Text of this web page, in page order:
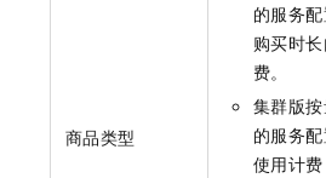
商品类型
的服务
购买时
费。
集群版
的服务
使用计费